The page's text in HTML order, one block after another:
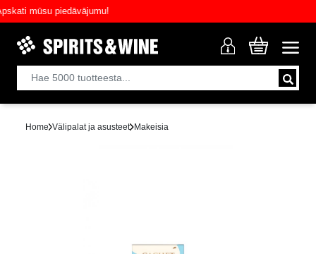
mūsu piedāvājumu!
Home Välipalat ja asusteet Makeisia